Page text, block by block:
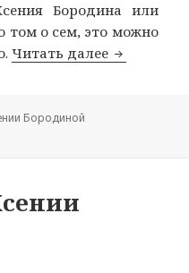
Бородина или
том о сем, это можно
Читать далее
Бородиной